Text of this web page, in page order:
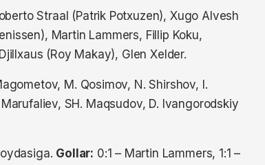
Straal (Patrik Potxuzen), Xugo Alvesh
Martin Lammers, Fillip Koku,
(Roy Makay), Glen Xelder.
M. Qosimov, N. Shirshov, I.
SH. Maqsudov, D. Ivangorodskiy
Gollar: 0:1 – Martin Lammers, 1:1 –